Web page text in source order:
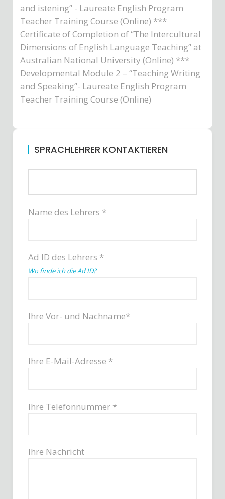
and istening” - Laureate English Program
Teacher Training Course (Online) ***
Certificate of Completion of “The Intercultural
Dimensions of English Language Teaching” at
Australian National University (Online) ***
Developmental Module 2 – “Teaching Writing
and Speaking”- Laureate English Program
Teacher Training Course (Online)
SPRACHLEHRER KONTAKTIEREN
Name des Lehrers *
Ad ID des Lehrers *
Wo finde ich die Ad ID?
Ihre Vor- und Nachname*
Ihre E-Mail-Adresse *
Ihre Telefonnummer *
Ihre Nachricht